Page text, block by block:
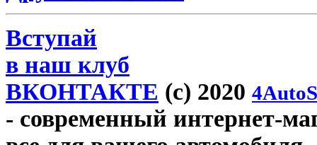
Вступай
в наш клуб
ВКОНТАКТЕ (c) 2020
- современный интернет-